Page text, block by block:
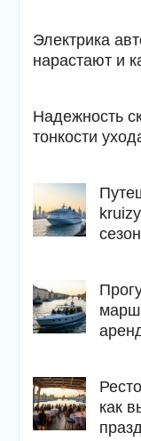
Электрика
нарастают и
Надежность
тонкости
как